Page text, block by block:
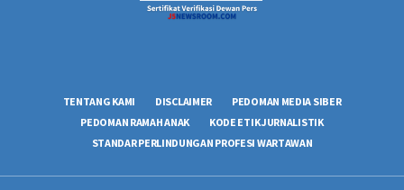
TENTANG KAMI DISCLAIMER
PEDOMAN MEDIA SIBER
PEDOMAN RAMAH ANAK
KODE ETIK JURNALISTIK
STANDAR PERLINDUNGAN PROFESI WARTAWAN